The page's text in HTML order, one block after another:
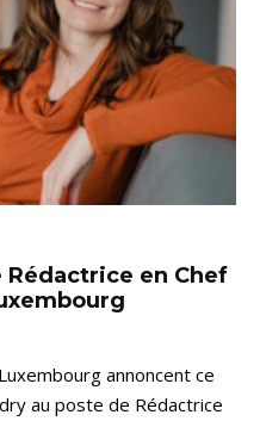
en Chef
annoncent ce
au poste de Rédactrice